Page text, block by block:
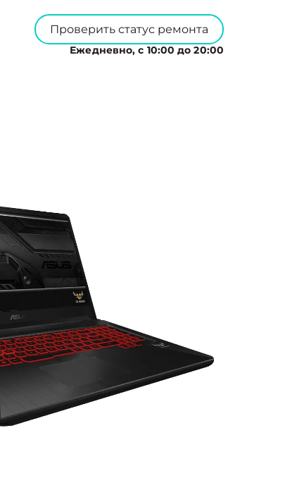
Проверить статус ремонта
Ежедневно, с 10:00 до 20:00